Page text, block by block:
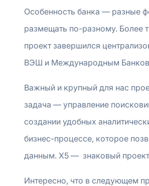
Особенность банка — разные
размещать по-разному. Более
проект завершился
ВЭШ и Международным
Важный и крупный для нас
задача — управление
создании удобных
бизнес-процессе, которое
данным. X5 — знаковый проект
Интересно, что в следующем